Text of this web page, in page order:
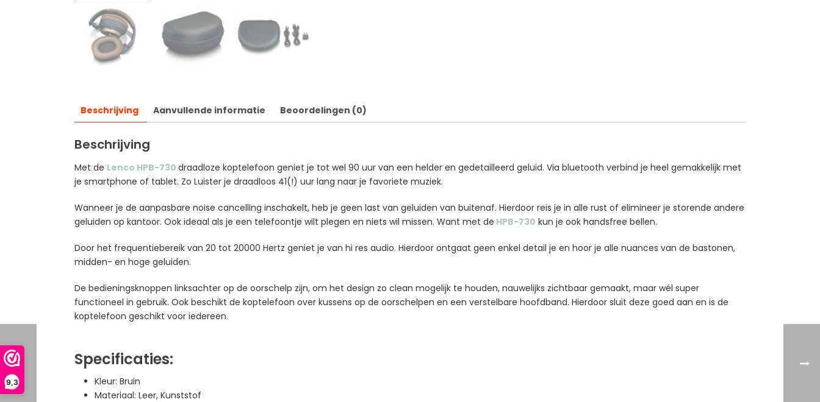
9,3
Beschrijving Aanvullende informatie Beoordelingen (0)
Beschrijving
Met de Lenco HPB-730 draadloze koptelefoon geniet je tot wel 90 uur van een helder en gedetailleerd geluid. Via bluetooth verbind je heel gemakkelijk met
je smartphone of tablet. Zo Luister je draadloos 41(!) uur lang naar je favoriete muziek.
Wanneer je de aanpasbare noise cancelling inschakelt, heb je geen last van geluiden van buitenaf. Hierdoor reis je in alle rust of elimineer je storende andere
geluiden op kantoor. Ook ideaal als je een telefoontje wilt plegen en niets wil missen. Want met de HPB-730 kun je ook handsfree bellen.
Door het frequentiebereik van 20 tot 20000 Hertz geniet je van hi res audio. Hierdoor ontgaat geen enkel detail je en hoor je alle nuances van de bastonen,
midden- en hoge geluiden.
De bedieningsknoppen linksachter op de oorschelp zijn, om het design zo clean mogelijk te houden, nauwelijks zichtbaar gemaakt, maar wél super
functioneel in gebruik. Ook beschikt de koptelefoon over kussens op de oorschelpen en een verstelbare hoofdband. Hierdoor sluit deze goed aan en is de
koptelefoon geschikt voor iedereen.
Specificaties:
Kleur: Bruin
Materiaal: Leer, Kunststof